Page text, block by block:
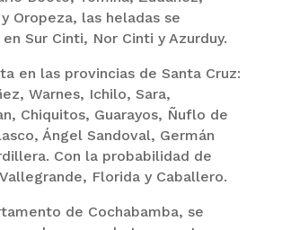
Oropeza, las heladas se
Sur Cinti, Nor Cinti y Azurduy.
en las provincias de Santa Cruz:
Warnes, Ichilo, Sara,
Chiquitos, Guarayos, Ñuflo de
Ángel Sandoval, Germán
Con la probabilidad de
Florida y Caballero.
de Cochabamba, se